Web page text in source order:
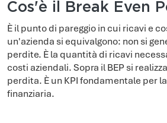
Cos'è il Break Even
È il punto di pareggio in cui ricavi e
un'azienda si equivalgono: non si
perdite. È la quantità di ricavi
costi aziendali. Sopra il BEP si
perdita. È un KPI fondamentale per
finanziaria.